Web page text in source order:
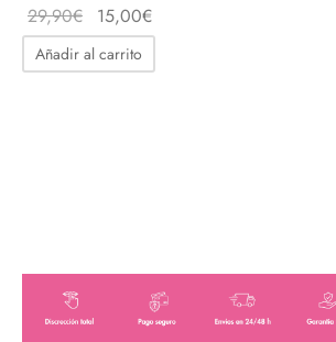
29,90€
El
precio
original
15,00€
precio
actual
Añadir al carrito